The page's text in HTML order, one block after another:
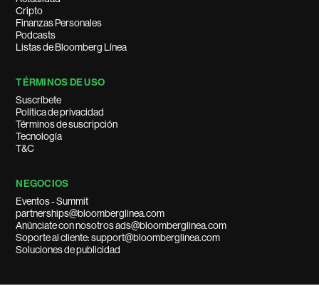
Cripto
Finanzas Personales
Podcasts
Listas de Bloomberg Línea
TÉRMINOS DE USO
Suscríbete
Política de privacidad
Términos de suscripción
Tecnología
T&C
NEGOCIOS
Eventos - Summit
partnerships@bloomberglinea.com
Anúnciate con nosotros ads@bloomberglinea.com
Soporte al cliente: support@bloomberglinea.com
Soluciones de publicidad